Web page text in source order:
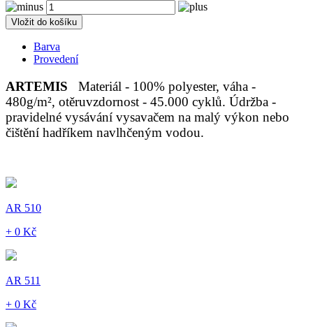
Vložit do košíku
Barva
Provedení
ARTEMIS
Materiál - 100% polyester, váha -
480g/m², otěruvzdornost - 45.000 cyklů. Údržba -
pravidelné vysávání vysavačem na malý výkon nebo
čištění hadříkem navlhčeným vodou.
AR 510
+ 0 Kč
AR 511
+ 0 Kč